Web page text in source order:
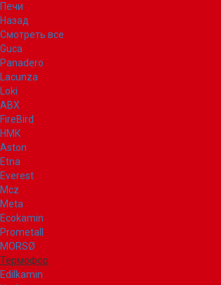
Печи
Назад
Смотреть все
Guca
Panadero
Lacunza
Loki
ABX
FireBird
НМК
Aston
Etna
Everest
Mcz
Meta
Ecokamin
Prometall
MORSØ
Термофор
Edilkamin